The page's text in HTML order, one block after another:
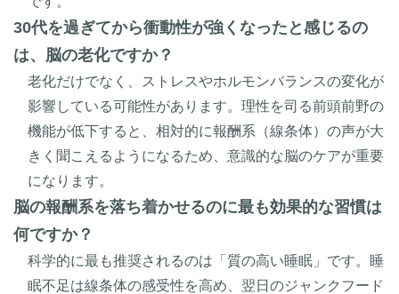
30代を過ぎてから衝動性が強くなったと感じるの
は、脳の老化ですか？
老化だけでなく、ストレスやホルモンバランスの変化が
影響している可能性があります。理性を司る前頭前野の
機能が低下すると、相対的に報酬系（線条体）の声が大
きく聞こえるようになるため、意識的な脳のケアが重要
になります。
脳の報酬系を落ち着かせるのに最も効果的な習慣は
何ですか？
科学的に最も推奨されるのは「質の高い睡眠」です。睡
眠不足は線条体の感受性を高め、翌日のジャンクフード